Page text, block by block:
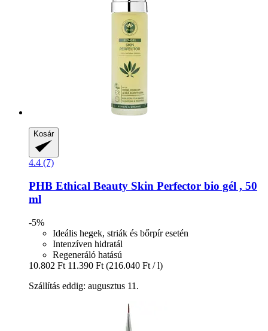
Kosár
4.4 (7)
PHB Ethical Beauty Skin Perfector bio gél , 50
ml
-5%
Ideális hegek, striák és bőrpír esetén
Intenzíven hidratál
Regeneráló hatású
10.802 Ft 11.390 Ft (216.040 Ft / l)
Szállítás eddig: augusztus 11.